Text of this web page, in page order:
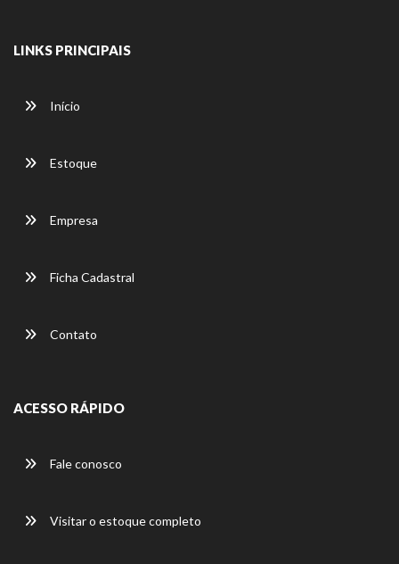
LINKS PRINCIPAIS
Início
Estoque
Empresa
Ficha Cadastral
Contato
ACESSO RÁPIDO
Fale conosco
Visitar o estoque completo